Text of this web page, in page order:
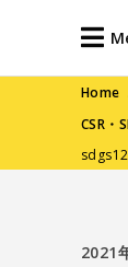
Home
CSR・
sdgs12
2021